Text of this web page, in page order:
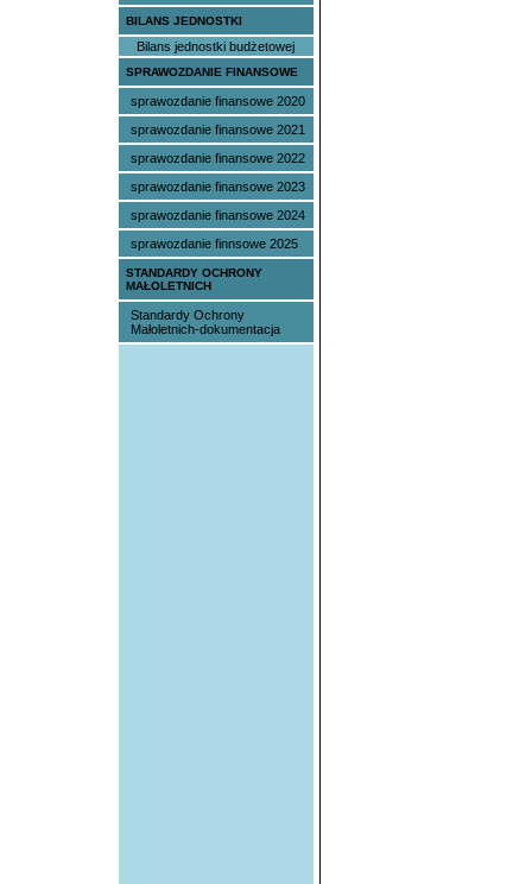
BILANS JEDNOSTKI
Bilans jednostki budżetowej
SPRAWOZDANIE FINANSOWE
sprawozdanie finansowe 2020
sprawozdanie finansowe 2021
sprawozdanie finansowe 2022
sprawozdanie finansowe 2023
sprawozdanie finansowe 2024
sprawozdanie finnsowe 2025
STANDARDY OCHRONY
MAŁOLETNICH
Standardy Ochrony
Małoletnich-dokumentacja